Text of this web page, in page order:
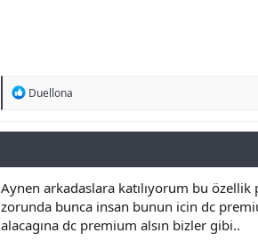
R
c
n
s
Duellona
Aynen arkadaslara katılıyorum bu
zorunda bunca insan bunun icin dc
alacagına dc premium alsın bizler gibi..